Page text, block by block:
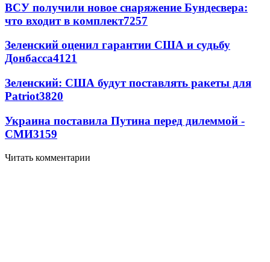
ВСУ получили новое снаряжение Бундесвера:
что входит в комплект7257
Зеленский оценил гарантии США и судьбу
Донбасса4121
Зеленский: США будут поставлять ракеты для
Patriot3820
Украина поставила Путина перед дилеммой -
СМИ3159
Читать комментарии